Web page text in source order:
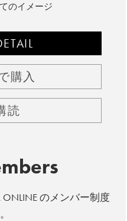
のイメージ
購入
読
ONLINE のメンバー制度